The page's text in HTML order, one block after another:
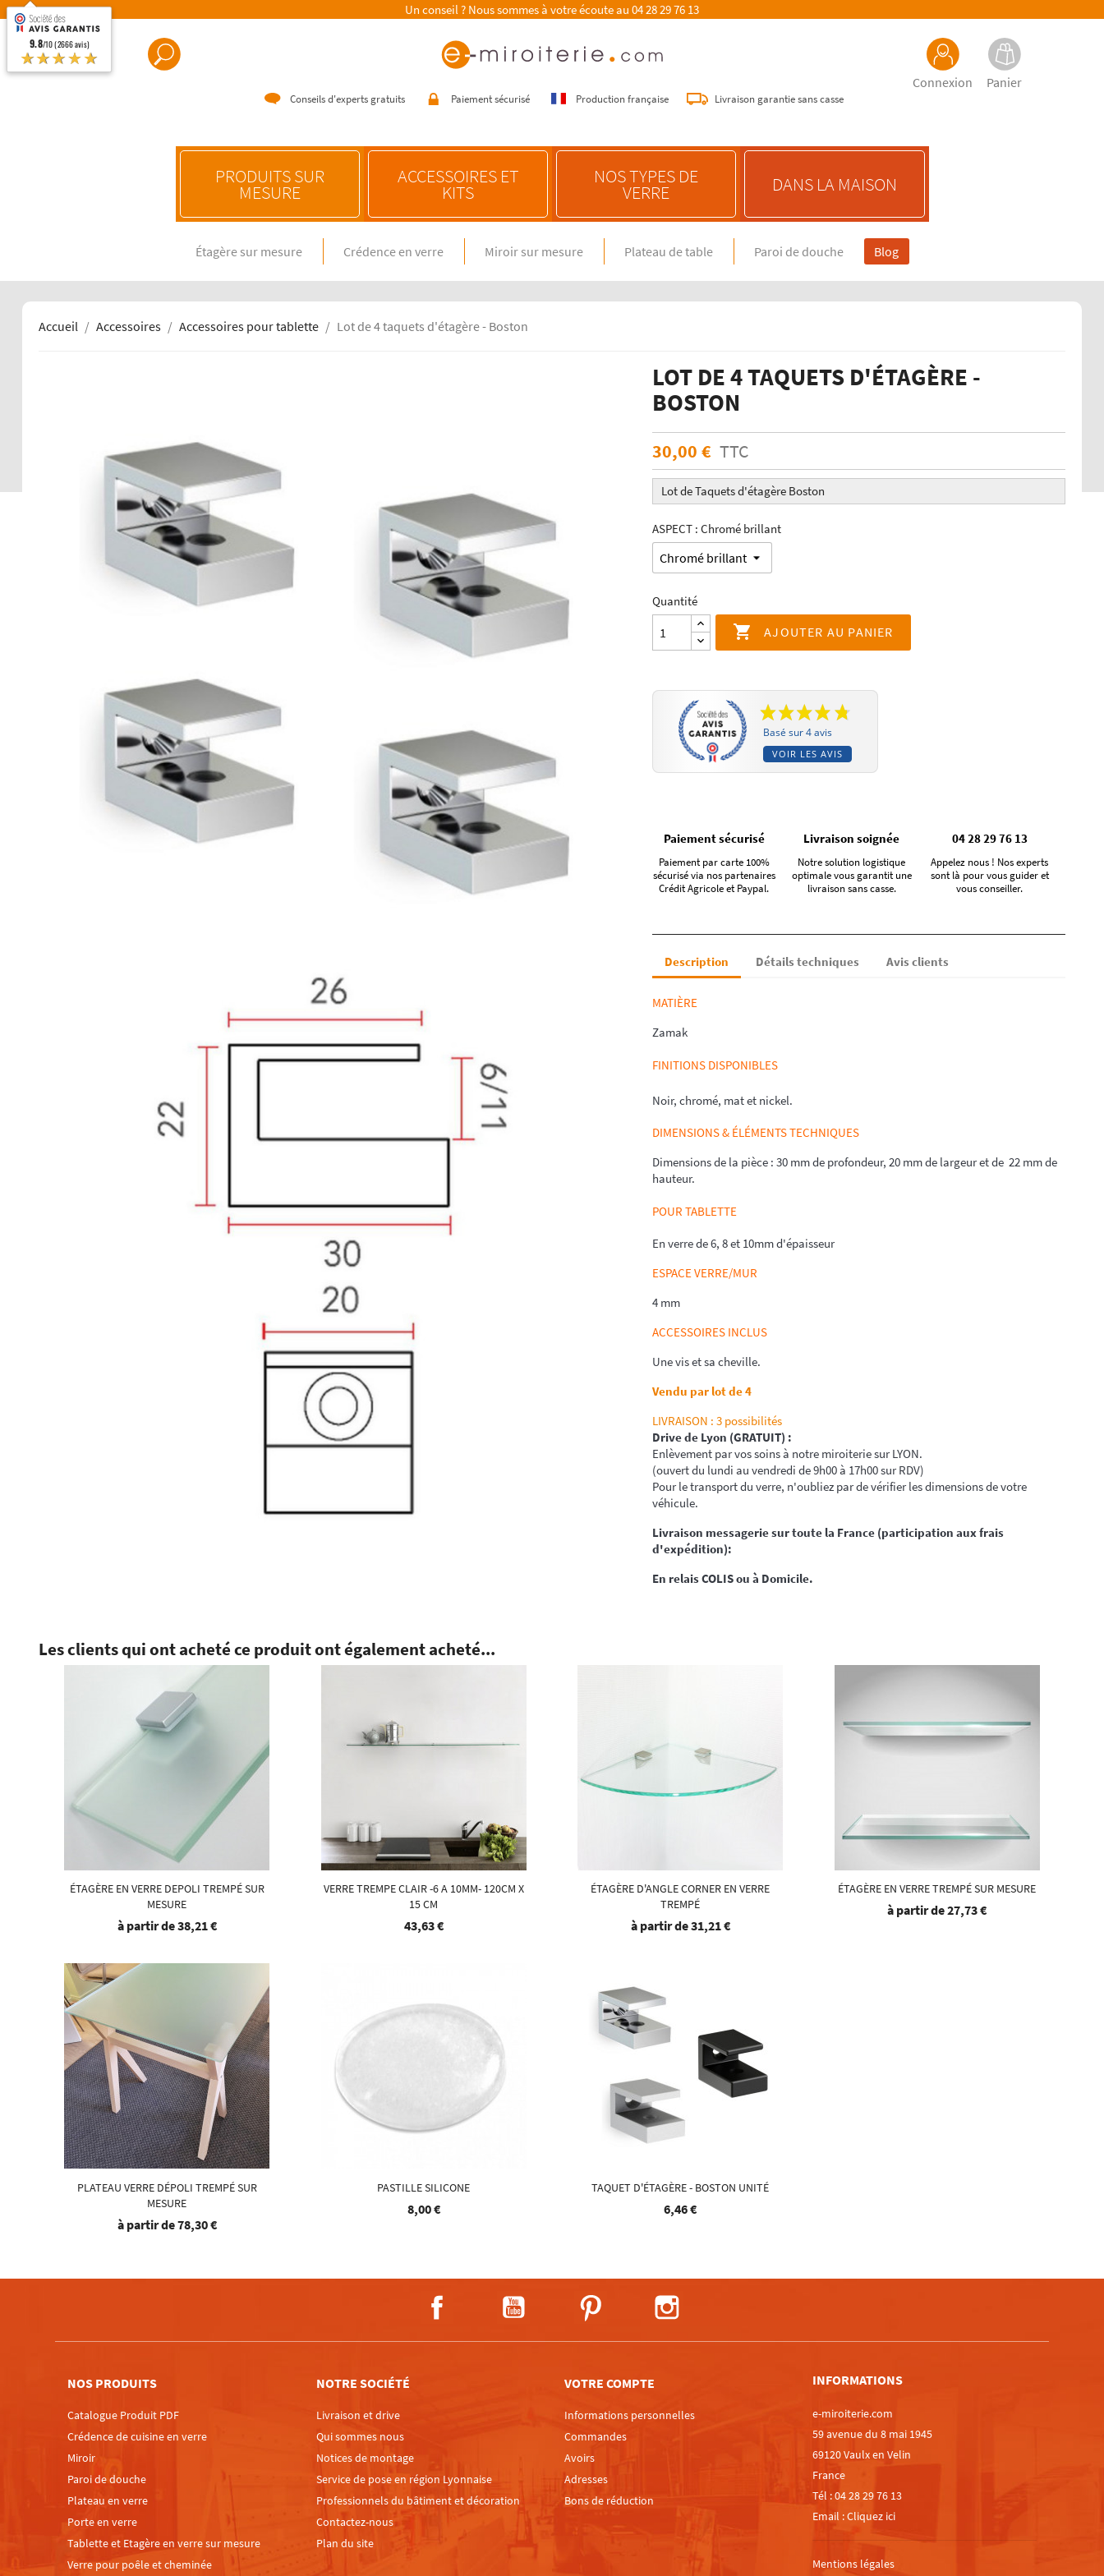
Un conseil ? Nous sommes à votre écoute au 04 28 29 76 13
Connexion Panier
Conseils d'experts gratuits Paiement sécurisé Production française Livraison garantie sans casse
PRODUITS SUR
MESURE
CRÉDENCE SUR MESURE
Crédence en verre spécial feux gaz
Crédence miroir sur mesure
Crédence en verre sur mesure
Accessoires pour crédence
NOS CONSEILS
Choisir une crédence de cuisine
Entretenir une crédence de cuisine
Echantillons de verre dépoli emaillé et
Echantillons de verre emaillé et trempé
Echantillons de verres dépolis laqués
Echantillons de verres laqués
ACCESSOIRES ET
KITS
NOS TYPES DE
VERRE DANS LA MAISON
Étagère sur mesure Crédence en verre Miroir sur mesure Plateau de table Paroi de douche Blog
Accueil Accessoires Accessoires pour tablette Lot de 4 taquets d'étagère - Boston
LOT DE 4 TAQUETS D'ÉTAGÈRE -
BOSTON
30,00 € TTC
Lot de Taquets d'étagère Boston
ASPECT : Chromé brillant
Quantité
 AJOUTER AU PANIER
Basé sur 4 avis
VOIR LES AVIS
Paiement sécurisé
Paiement par carte 100%
sécurisé via nos partenaires
Crédit Agricole et Paypal.
Livraison soignée
Notre solution logistique
optimale vous garantit une
livraison sans casse.
04 28 29 76 13
Appelez nous ! Nos experts
sont là pour vous guider et
vous conseiller.
Description Détails techniques Avis clients
MATIÈRE
Zamak
FINITIONS DISPONIBLES
Noir, chromé, mat et nickel.
DIMENSIONS & ÉLÉMENTS TECHNIQUES
Dimensions de la pièce : 30 mm de profondeur, 20 mm de largeur et de 22 mm de
hauteur.
POUR TABLETTE
En verre de 6, 8 et 10mm d'épaisseur
ESPACE VERRE/MUR
4 mm
ACCESSOIRES INCLUS
Une vis et sa cheville.
Vendu par lot de 4
LIVRAISON : 3 possibilités
Drive de Lyon (GRATUIT) :
Enlèvement par vos soins à notre miroiterie sur LYON.
(ouvert du lundi au vendredi de 9h00 à 17h00 sur RDV)
Pour le transport du verre, n'oubliez par de vérifier les dimensions de votre
véhicule.
Livraison messagerie sur toute la France (participation aux frais
d'expédition):
En relais COLIS ou à Domicile.
Les clients qui ont acheté ce produit ont également acheté...
ÉTAGÈRE EN VERRE DEPOLI TREMPÉ SUR
MESURE
à partir de38,21 €
VERRE TREMPE CLAIR -6 A 10MM- 120CM X
15 CM
43,63 €
ÉTAGÈRE D'ANGLE CORNER EN VERRE
TREMPÉ
à partir de31,21 €
ÉTAGÈRE EN VERRE TREMPÉ SUR MESURE
à partir de27,73 €
PLATEAU VERRE DÉPOLI TREMPÉ SUR
MESURE
à partir de78,30 €
PASTILLE SILICONE
8,00 €
TAQUET D'ÉTAGÈRE - BOSTON UNITÉ
6,46 €
Facebook Pinterest
NOS PRODUITS
Catalogue Produit PDF
Crédence de cuisine en verre
Miroir
Paroi de douche
Plateau en verre
Porte en verre
Tablette et Etagère en verre sur mesure
Verre pour poêle et cheminée
NOTRE SOCIÉTÉ
Livraison et drive
Qui sommes nous
Notices de montage
Service de pose en région Lyonnaise
Professionnels du bâtiment et décoration
Contactez-nous
Plan du site
VOTRE COMPTE
Informations personnelles
Commandes
Avoirs
Adresses
Bons de réduction
INFORMATIONS
e-miroiterie.com
59 avenue du 8 mai 1945
69120 Vaulx en Velin
France
Tél :04 28 29 76 13
Email :Cliquez ici
Mentions légales
9.8/10 (2666 avis)
★★★★★